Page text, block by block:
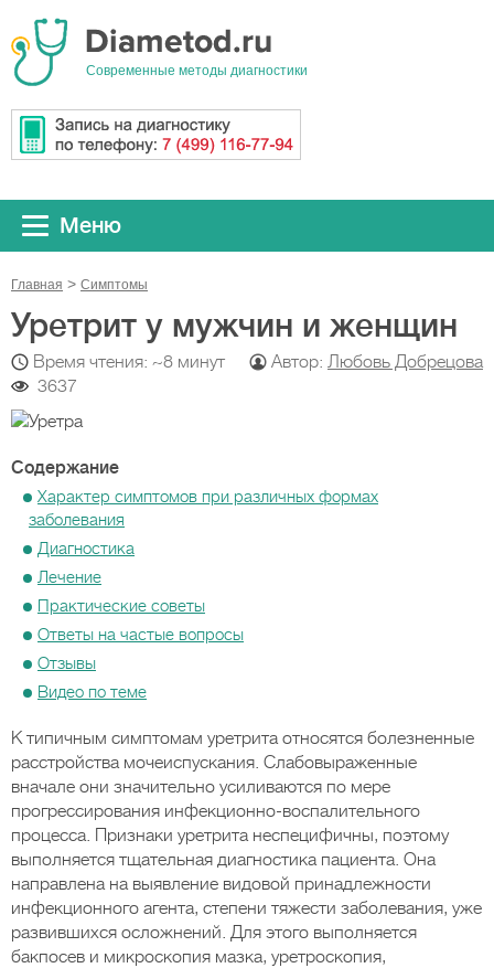
Cовременные методы диагностики
Меню
Главная Симптомы
Уретрит у мужчин и женщин
Время чтения: ~8 минут Автор: Любовь Добрецова
3637
Содержание
Характер симптомов при различных формах
заболевания
Диагностика
Лечение
Практические советы
Ответы на частые вопросы
Отзывы
Видео по теме
К типичным симптомам уретрита относятся болезненные
расстройства мочеиспускания. Слабовыраженные
вначале они значительно усиливаются по мере
прогрессирования инфекционно-воспалительного
процесса. Признаки уретрита неспецифичны, поэтому
выполняется тщательная диагностика пациента. Она
направлена на выявление видовой принадлежности
инфекционного агента, степени тяжести заболевания, уже
развившихся осложнений. Для этого выполняется
бакпосев и микроскопия мазка, уретроскопия,